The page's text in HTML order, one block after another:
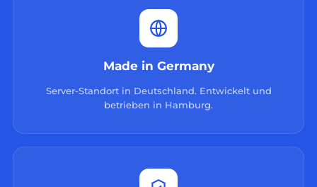
Made in Germany
Server-Standort in Deutschland. Entwickelt und
betrieben in Hamburg.